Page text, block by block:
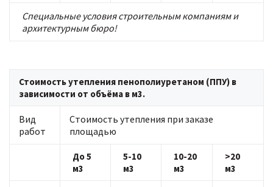
Специальные условия строительным компаниям и
архитектурным бюро!
Стоимость утепления пенополиуретаном (ППУ) в
зависимости от объёма в м3.
Вид
работ
Стоимость утепления при заказе
площадью
До 5
м3
5-10
м3
10-20
м3
>20
м3